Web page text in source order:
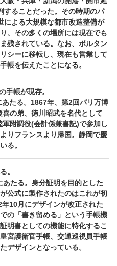
することだった。その時期のパ
による大規模な都市改造整備が
、その多くの場所には現在でも
残されている。なお、ポルタン
シーに移転し、現在も営業して
帳を伝えたことになる。
手帳が現存。
たる。1867年、第2回パリ万博
の弟、徳川昭武を名代として
附調役(会計係兼書記)で参加し
りフランスより帰国。静岡で慶
る。
。
たる。身分証明を目的とした
公式に製作されたのはこれが初
10月にデザインが改正された
の「書き留める」という手帳機
明書としての機能に特化するこ
宮護衛官手帳、交通巡視員手帳
デザインとなっている。